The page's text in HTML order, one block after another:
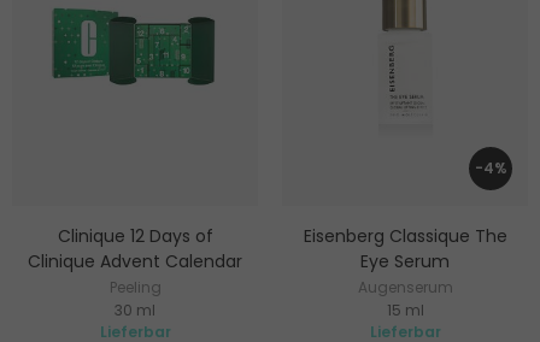
Clinique 12 Days of
Clinique Advent Calendar
Peeling
30 ml
Lieferbar
-4%
Eisenberg Classique The
Eye Serum
Augenserum
15 ml
Lieferbar